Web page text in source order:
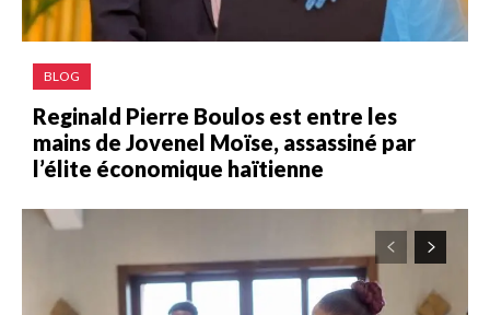
BLOG
Reginald Pierre Boulos est entre les
mains de Jovenel Moïse, assassiné par
l’élite économique haïtienne